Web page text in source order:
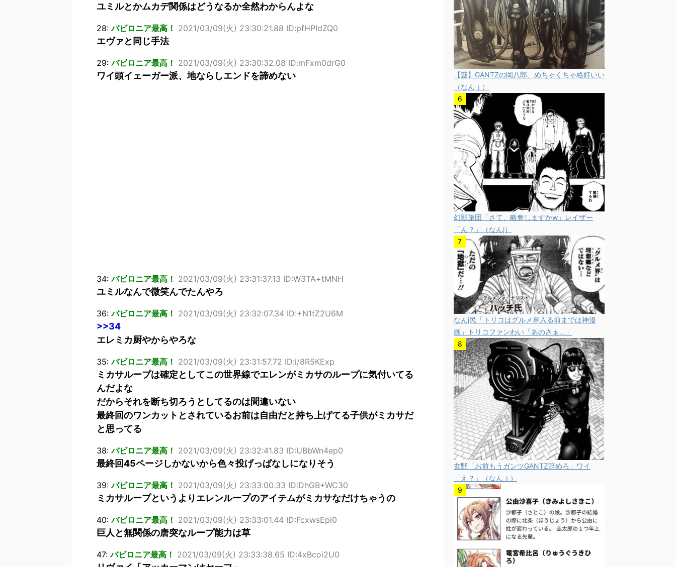
ユミルとかムカデ関係はどうなるか全然わからんよな
28:バビロニア最高！ 2021/03/09(火) 23:30:21.88 ID:pfHPIdZQ0
エヴァと同じ手法
29:バビロニア最高！ 2021/03/09(火) 23:30:32.08 ID:mFxm0drG0
ワイ頭イェーガー派、地ならしエンドを諦めない
34:バビロニア最高！ 2021/03/09(火) 23:31:37.13 ID:W3TA+tMNH
ユミルなんで微笑んでたんやろ
36:バビロニア最高！ 2021/03/09(火) 23:32:07.34 ID:+N1tZ2U6M
>>34
エレミカ厨やからやろな
35:バビロニア最高！ 2021/03/09(火) 23:31:57.72 ID:i/8R5KExp
ミカサループは確定としてこの世界線でエレンがミカサのループに気付いてる
んだよな
だからそれを断ち切ろうとしてるのは間違いない
最終回のワンカットとされているお前は自由だと持ち上げてる子供がミカサだ
と思ってる
38:バビロニア最高！ 2021/03/09(火) 23:32:41.83 ID:UBbWn4ep0
最終回45ページしかないから色々投げっぱなしになりそう
39:バビロニア最高！ 2021/03/09(火) 23:33:00.33 ID:DhGB+WC30
ミカサループというよりエレンループのアイテムがミカサなだけちゃうの
40:バビロニア最高！ 2021/03/09(火) 23:33:01.44 ID:FcxwsEpi0
巨人と無関係の唐突なループ能力は草
47:バビロニア最高！ 2021/03/09(火) 23:33:38.65 ID:4xBcoi2U0
【謎】GANTZの岡八郎、めちゃくちゃ格好いい
（なんｊ）
幻影旅団「さて、略奪しますかw」レイザー
「ん？」（なんj）
なんj民「トリコはグルメ界入る前までは神漫
画」トリコファンわい「あのさぁ…」
玄野「お前もうガンツGANTZ辞めろ」ワイ
「え？」（なんｊ）